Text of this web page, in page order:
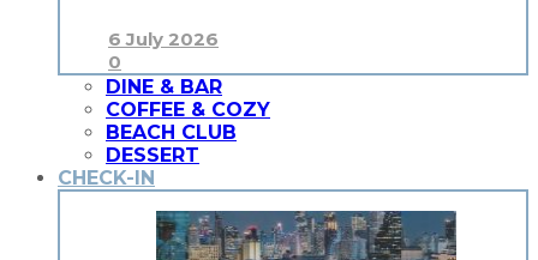
6 July 2026
0
DINE & BAR
COFFEE & COZY
BEACH CLUB
DESSERT
CHECK-IN